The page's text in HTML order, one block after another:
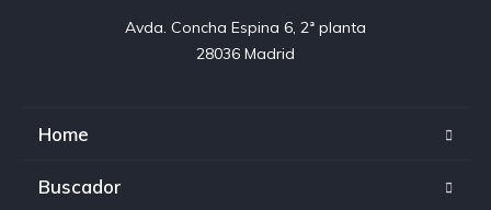
Avda. Concha Espina 6, 2ª planta
28036 Madrid
Home
Buscador